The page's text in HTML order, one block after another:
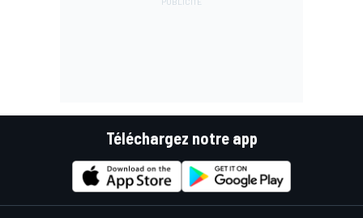
Téléchargez notre app